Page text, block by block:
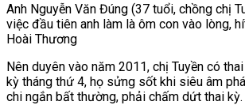
Anh Nguyễn Văn Đúng (37 tuổi, chồng chị
việc đầu tiên anh làm là ôm con vào lòng,
Hoài Thương
Nên duyên vào năm 2011, chị Tuyền có
kỳ tháng thứ 4, họ sửng sốt khi siêu âm
chi ngắn bất thường, phải chấm dứt thai kỳ.